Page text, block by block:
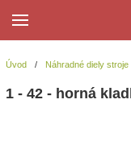
Úvod / Náhradné diely stroje
1 - 42 - horná